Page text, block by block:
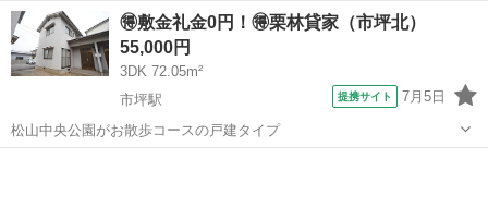
愛媛 北久米駅 一戸建て
🉐敷金礼金0円！🉐栗林貸家（市坪北）
55,000円
3DK 72.05m²
市坪駅
提携サイト 7月5日
松山中央公園がお散歩コースの戸建タイプ